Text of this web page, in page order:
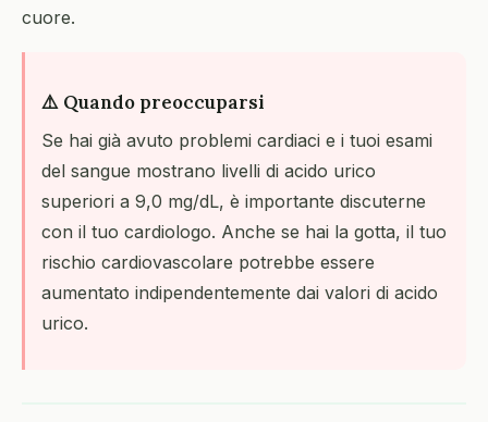
cuore.
⚠️ Quando preoccuparsi
Se hai già avuto problemi cardiaci e i tuoi esami
del sangue mostrano livelli di acido urico
superiori a 9,0 mg/dL, è importante discuterne
con il tuo cardiologo. Anche se hai la gotta, il tuo
rischio cardiovascolare potrebbe essere
aumentato indipendentemente dai valori di acido
urico.